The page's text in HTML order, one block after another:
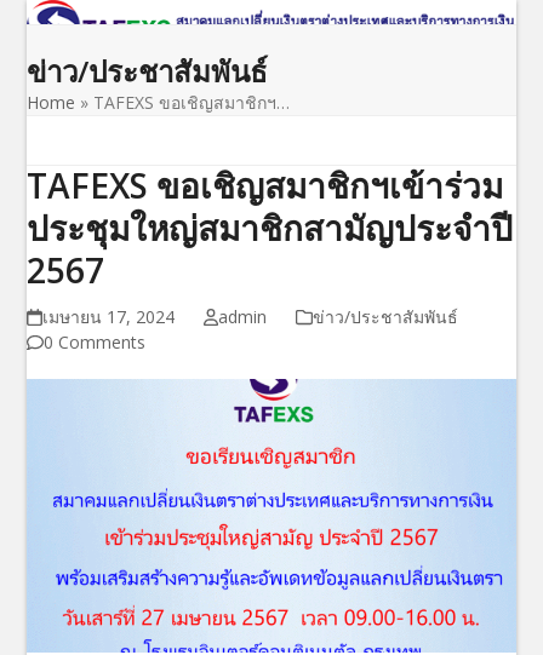
Skip
content
Open
mobile
menu
Close
mobile
menu
ข่าว/ประชาสัมพันธ์
Home » TAFEXS ขอเชิญสมาชิกฯ…
TAFEXS ขอเชิญสมาชิกฯเข้าร่วม
ประชุมใหญ่สมาชิกสามัญประจำปี
2567
เมษายน 17, 2024 admin
ข่าว/ประชาสัมพันธ์
0 Comments